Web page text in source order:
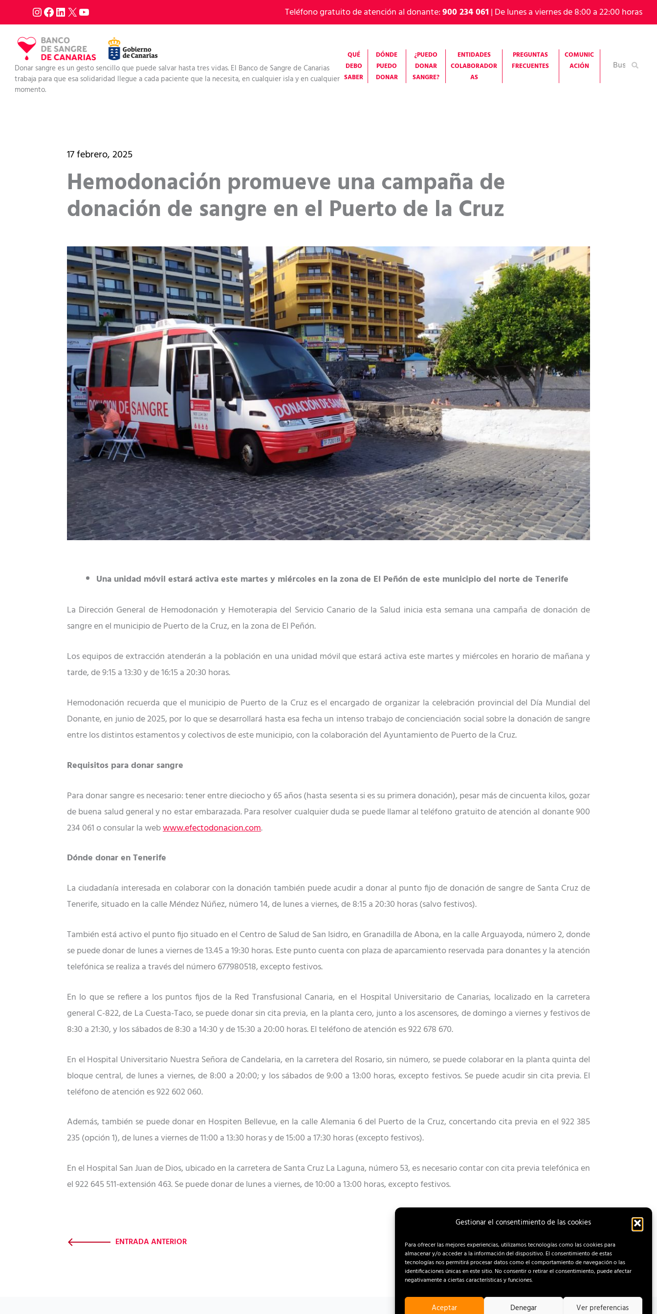
Gestionar el consentimiento de las cookies
Para ofrecer las mejores experiencias, utilizamos tecnologías como las cookies para
almacenar y/o acceder a la información del dispositivo. El consentimiento de estas
tecnologías nos permitirá procesar datos como el comportamiento de navegación o las
identificaciones únicas en este sitio. No consentir o retirar el consentimiento, puede afectar
negativamente a ciertas características y funciones.
Aceptar Denegar Ver preferencias
al
contenido
Teléfono gratuito de atención al donante:900 234 061 | De lunes a viernes de 8:00 a 22:00 horas
Donar sangre es un gesto sencillo que puede salvar hasta tres vidas. El Banco de Sangre de Canarias
trabaja para que esa solidaridad llegue a cada paciente que la necesita, en cualquier isla y en cualquier
momento.
QUÉ
DEBO
SABER
DÓNDE
PUEDO
DONAR
¿PUEDO
DONAR
SANGRE?
ENTIDADES
COLABORADOR
AS
PREGUNTAS
FRECUENTES
COMUNIC
ACIÓN
Buscar
17 febrero, 2025
Hemodonación promueve una campaña de
donación de sangre en el Puerto de la Cruz
Una unidad móvil estará activa este martes y miércoles en lazona de El Peñónde este municipio del norte de Tenerife
La Dirección General de Hemodonación y Hemoterapia del Servicio Canario de la Salud inicia esta semana una campaña de donación de
sangreen el municipio de Puerto de la Cruz, en la zona deEl Peñón.
Los equipos de extracción atenderán a la población en una unidad móvil que estará activa este martes y miércoles en horario de mañana y
tarde, de9:15 a 13:30 y de 16:15 a 20:30 horas.
Hemodonación recuerda que el municipio de Puerto de la Cruz es el encargado de organizar la celebración provincial del Día Mundial del
Donante, en junio de 2025, por lo que se desarrollará hasta esa fecha un intenso trabajo de concienciación social sobre la donación de sangre
entre losdistintos estamentos y colectivos de este municipio, con la colaboración del Ayuntamientode Puerto de la Cruz.
Requisitos para donar sangre
Para donar sangre es necesario: tener entre dieciocho y 65 años (hasta sesenta si es su primera donación), pesar más de cincuenta kilos, gozar
de buena salud general y no estar embarazada.Para resolver cualquier duda se puede llamar al teléfono gratuito de atención al donante 900
234 061 oconsularla webwww.efectodonacion.com.
Dónde donar en Tenerife
La ciudadanía interesada en colaborar con la donación también puede acudir a donar al punto fijo de donación de sangre de Santa Cruz de
Tenerife, situado en la calleMéndez Núñez, número 14, de lunes a viernes, de 8:15 a 20:30 horas (salvo festivos).
Tambiénestá activoel punto fijo situado en el Centro de Salud de San Isidro, en Granadilla de Abona, en la calle Arguayoda, número 2,donde
se puede donar de lunes aviernesde 13.45 a 19:30 horas. Este punto cuenta con plaza de aparcamiento reservada para donantes y la atención
telefónica se realiza a través del número 677980518, excepto festivos.
En lo que se refiere a los puntos fijos de la Red Transfusional Canaria, en el Hospital Universitario de Canarias, localizadoen la carretera
general C-822,de La Cuesta-Taco, se puede donar sin cita previa, en la plantacero,junto a los ascensores, de domingo a viernes y festivos de
8:30 a 21:30, y los sábados de 8:30 a 14:30 y de 15:30 a 20:00 horas.El teléfonode atención es922 678 670.
En el Hospital Universitario Nuestra Señora de Candelaria, en lacarretera del Rosario, sin número, se puede colaborar en la planta quinta del
bloque central, de lunes a viernes, de 8:00 a 20:00; y los sábados de 9:00 a 13:00 horas, excepto festivos. Se puede acudir sincita previa. El
teléfonode atención es922 602 060.
Además, también se puede donar en Hospiten Bellevue, en la calle Alemania 6 del Puerto de la Cruz, concertandocita previa en el 922 385
235 (opción 1), de lunes a viernes de 11:00 a 13:30 horas y de 15:00 a 17:30 horas (excepto festivos).
En el Hospital San Juan de Dios, ubicado en la carretera de Santa Cruz La Laguna, número53,es necesario contar con cita previa telefónicaen
el922 645 511-extensión 463.Se puede donar de lunes a viernes, de 10:00 a 13:00 horas, excepto festivos.
ENTRADA ANTERIOR ENTRADA SIGUIENTE